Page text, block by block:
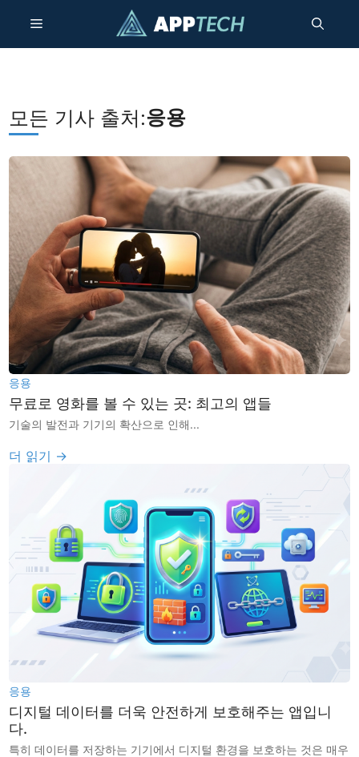
츠
뛰
기
메
모든 기사 출처:응용
응용
무료로 영화를 볼 수 있는 곳: 최고의 앱들
기술의 발전과 기기의 확산으로 인해...
더 읽기 →
응용
디지털 데이터를 더욱 안전하게 보호해주는 앱입니
다.
특히 데이터를 저장하는 기기에서 디지털 환경을 보호하는 것은 매우